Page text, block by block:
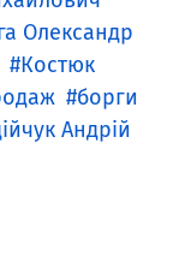
Олександр
Костюк
борги
Андрій